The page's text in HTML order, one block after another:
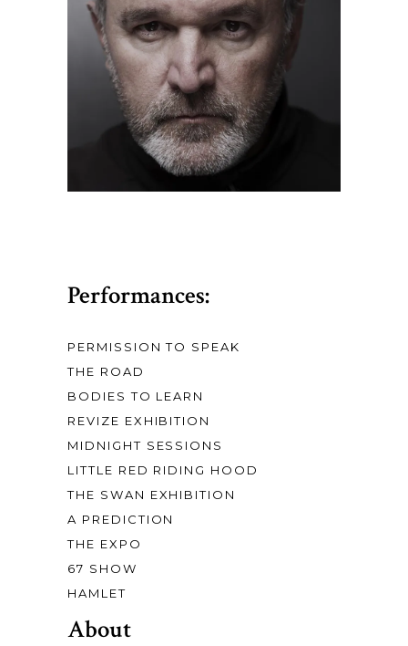
Performances:
PERMISSION TO SPEAK
THE ROAD
BODIES TO LEARN
REVIZE EXHIBITION
MIDNIGHT SESSIONS
LITTLE RED RIDING HOOD
THE SWAN EXHIBITION
A PREDICTION
THE EXPO
67 SHOW
HAMLET
About